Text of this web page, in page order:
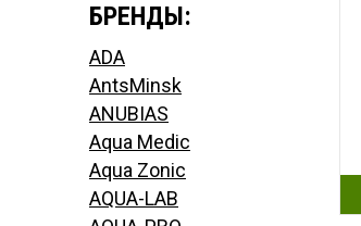
БРЕНДЫ:
ADA
AntsMinsk
ANUBIAS
Aqua Medic
Aqua Zonic
AQUA-LAB